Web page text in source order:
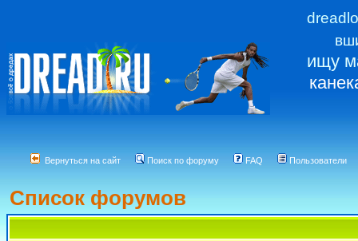
ищу
Вернуться на сайт Поиск по форуму FAQ Пользователи
Список форумов